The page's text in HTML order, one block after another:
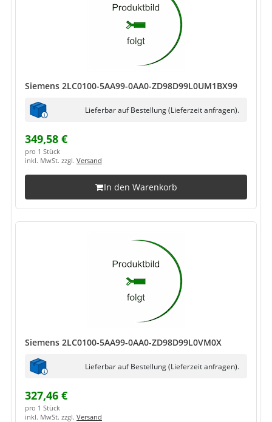
Siemens 2LC0100-5AA99-0AA0-ZD98D99L0UM1BX99
Lieferbar auf Bestellung (Lieferzeit anfragen).
349,58 €
pro 1 Stück
inkl. MwSt. zzgl. Versand
In den Warenkorb
Siemens 2LC0100-5AA99-0AA0-ZD98D99L0VM0X
Lieferbar auf Bestellung (Lieferzeit anfragen).
327,46 €
pro 1 Stück
inkl. MwSt. zzgl. Versand